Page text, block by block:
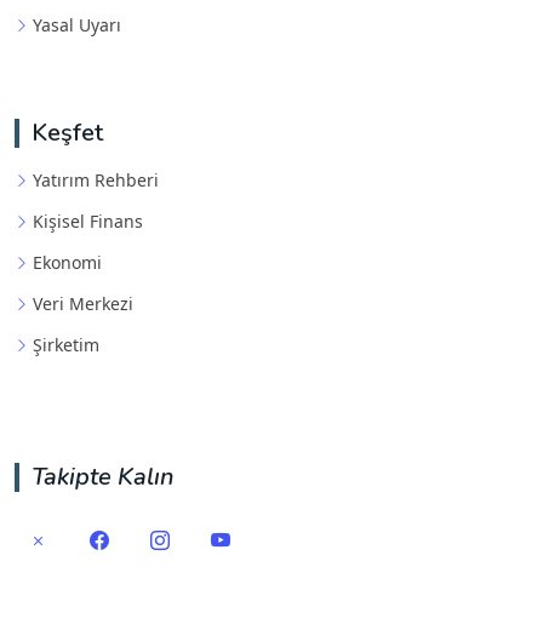
Yasal Uyarı
Keşfet
Yatırım Rehberi
Kişisel Finans
Ekonomi
Veri Merkezi
Şirketim
Takipte Kalın